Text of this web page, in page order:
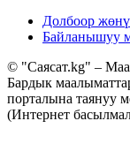
Долбоор
Байланышуу
© "Саясат.kg" –
Бардык
порталына таянуу
(Интернет